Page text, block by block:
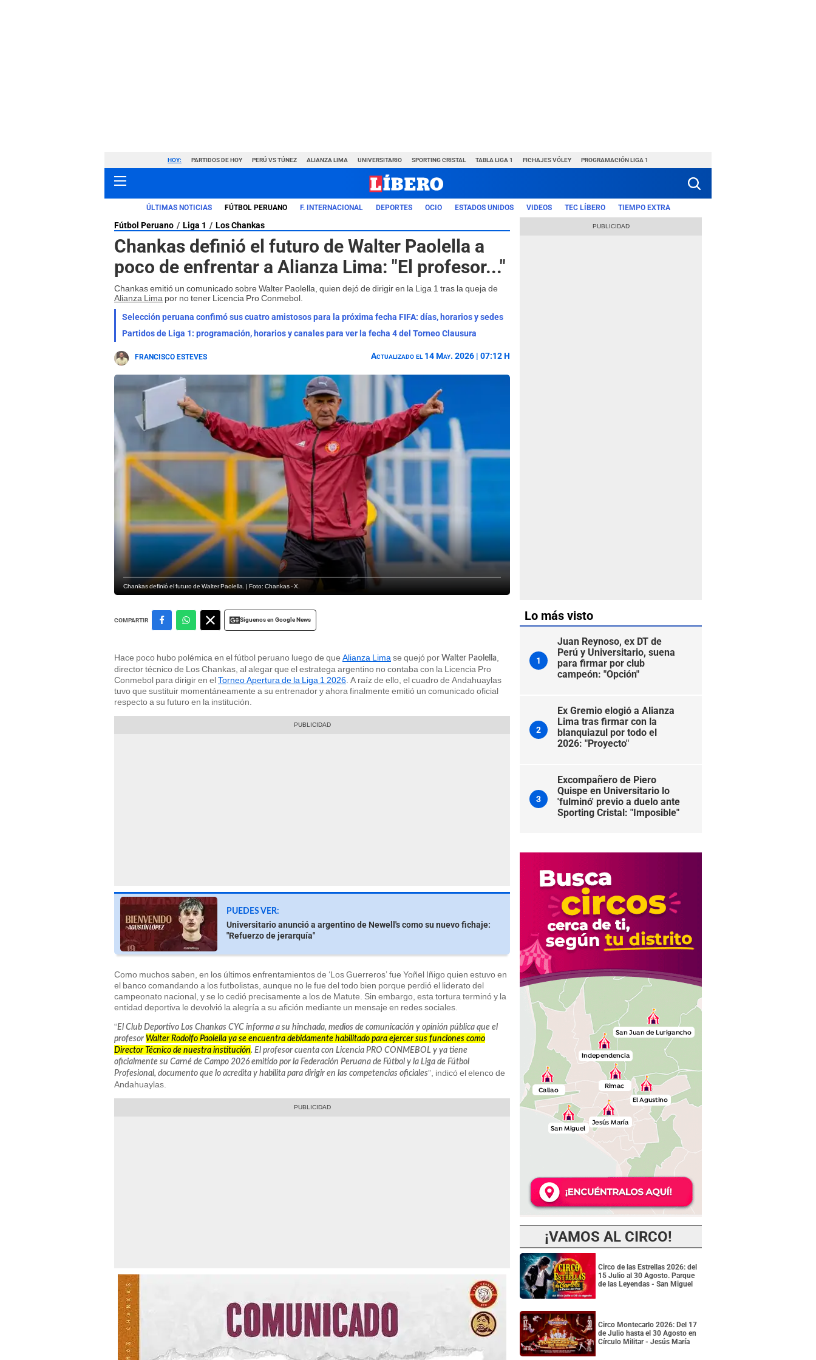
HOY: PARTIDOS DE HOY PERÚ VS TÚNEZ ALIANZA LIMA UNIVERSITARIO SPORTING CRISTAL TABLA LIGA 1 FICHAJES VÓLEY PROGRAMACIÓN LIGA 1
ÚLTIMAS NOTICIAS FÚTBOL PERUANO F. INTERNACIONAL DEPORTES OCIO ESTADOS UNIDOS VIDEOS TEC LÍBERO TIEMPO EXTRA
Fútbol Peruano Liga 1 Los Chankas
Chankas definió el futuro de Walter Paolella a
poco de enfrentar a Alianza Lima: "El profesor..."
Chankas emitió un comunicado sobre Walter Paolella, quien dejó de dirigir en la Liga 1 tras la queja de
Alianza Lima por no tener Licencia Pro Conmebol.
Selección peruana confimó sus cuatro amistosos para la próxima fecha FIFA: días, horarios y sedes
Partidos de Liga 1: programación, horarios y canales para ver la fecha 4 del Torneo Clausura
FRANCISCO ESTEVES Actualizado el 14 May. 2026 | 07:12 H
Chankas definió el futuro de Walter Paolella. | Foto: Chankas - X.
COMPARTIR Siguenos en Google News
Hace poco hubo polémica en el fútbol peruano luego de que Alianza Lima se quejó por Walter Paolella
director técnico de Los Chankas, al alegar que el estratega argentino no contaba con la Licencia Pro
Conmebol para dirigir en elTorneo Apertura de la Liga 1 2026 . A raíz de ello, el cuadro de Andahuaylas
tuvo que sustituir momentáneamente a su entrenador y ahora finalmente emitió un comunicado oficial
respecto a su futuro en la institución.
PUEDES VER:
Universitario anunció a argentino de Newell's como su nuevo fichaje:
"Refuerzo de jerarquía"
Como muchos saben, en los últimos enfrentamientos de ‘Los Guerreros’ fue Yoñel Iñigo quien estuvo en
el banco comandando a los futbolistas, aunque no le fue del todo bien porque perdió el liderato del
campeonato nacional, y se lo cedió precisamente a los de Matute. Sin embargo, esta tortura terminó y la
entidad deportiva le devolvió la alegría a su afición mediante un mensaje en redes sociales.
“El Club Deportivo Los Chankas CYC informa a su hinchada, medios de comunicación y opinión pública que el
profesor Walter Rodolfo Paolella ya se encuentra debidamente habilitado para ejercer sus funciones como
Director Técnico de nuestra institución. El profesor cuenta con Licencia PRO CONMEBOL y ya tiene
oficialmente su Carné de Campo 2026 emitido por la Federación Peruana de Fútbol y la Liga de Fútbol
Profesional, documento que lo acredita y habilita para dirigir en las competencias oficiales”, indicó el elenco de
Andahuaylas.
Lo más visto
1
Juan Reynoso, ex DT de
Perú y Universitario, suena
para firmar por club
campeón: "Opción"
2
Ex Gremio elogió a Alianza
Lima tras firmar con la
blanquiazul por todo el
2026: "Proyecto"
3
Excompañero de Piero
Quispe en Universitario lo
'fulminó' previo a duelo ante
Sporting Cristal: "Imposible"
¡VAMOS AL CIRCO!
Circo de las Estrellas 2026: del
15 Julio al 30 Agosto. Parque
de las Leyendas - San Miguel
Circo Montecarlo 2026: Del 17
de Julio hasta el 30 Agosto en
Círculo Militar - Jesús María